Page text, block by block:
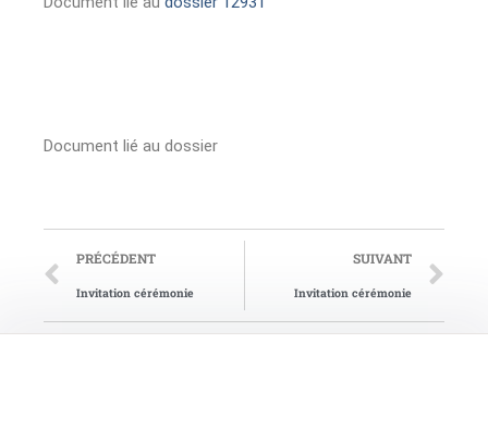
Document lié au dossier
PRÉCÉDENT
Invitation cérémonie
SUIVANT
Invitation cérémonie